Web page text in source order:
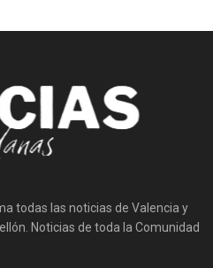
todas las noticias de Valencia y
Noticias de toda la Comunidad